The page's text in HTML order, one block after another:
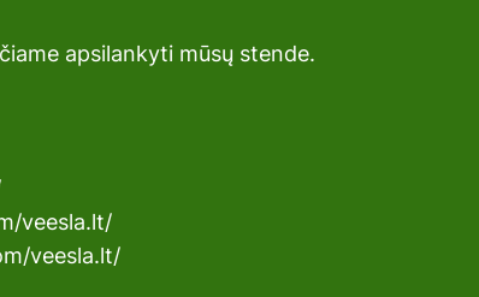
apsilankyti mūsų stende.
veesla.lt/
veesla.lt/